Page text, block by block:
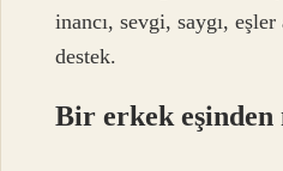
inancı, sevgi, saygı, eşler
destek.
Bir erkek eşinden